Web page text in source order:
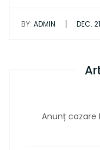
BY: ADMIN | DEC.
Anunț cazare